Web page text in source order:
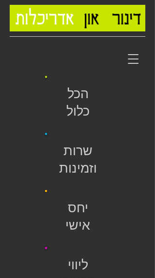
הכל
כלול
שרות
וזמינות
יחס
אישי
ליווי